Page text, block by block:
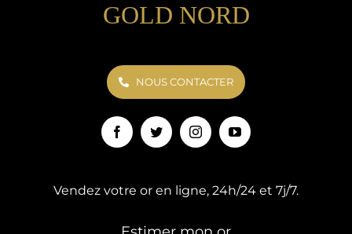
GOLD NORD
NOUS CONTACTER
Vendez votre or en ligne, 24h/24 et 7j/7.